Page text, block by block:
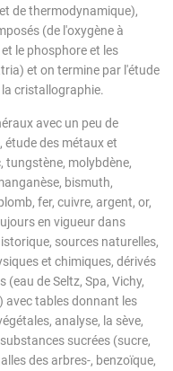
de thermodynamique),
(de l'oxygène à
le phosphore et les
et on termine par l'étude
cristallographie.
avec un peu de
étude des métaux et
tungstène, molybdène,
bismuth,
fer, cuivre, argent, or,
en vigueur dans
sources naturelles,
et chimiques, dérivés
de Seltz, Spa, Vichy,
avec tables donnant les
analyse, la sève,
sucrées (sucre,
des arbres-, benzoïque,